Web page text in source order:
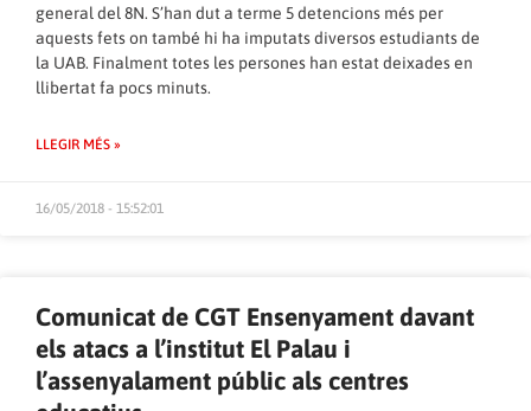
general del 8N. S’han dut a terme 5 detencions més per
aquests fets on també hi ha imputats diversos estudiants de
la UAB. Finalment totes les persones han estat deixades en
llibertat fa pocs minuts.
LLEGIR MÉS »
16/05/2018 - 15:52:01
Comunicat de CGT Ensenyament davant
els atacs a l’institut El Palau i
l’assenyalament públic als centres